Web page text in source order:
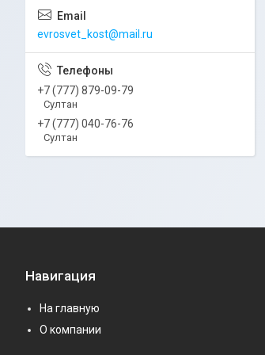
evrosvet_kost@mail.ru
+7 (777) 879-09-79
Султан
+7 (777) 040-76-76
Султан
Навигация
На главную
О компании